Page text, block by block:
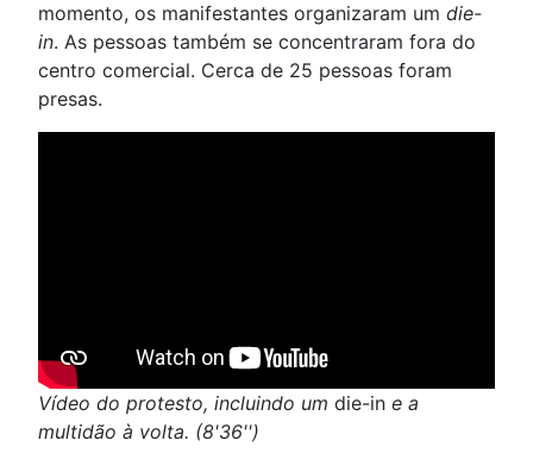
momento, os manifestantes organizaram um die-
in. As pessoas também se concentraram fora do
centro comercial. Cerca de 25 pessoas foram
presas.
Vídeo do protesto, incluindo um die-in e a
multidão à volta. (8'36'')